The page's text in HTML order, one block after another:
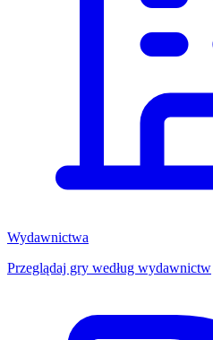
Wydawnictwa
Przeglądaj gry według wydawnictw